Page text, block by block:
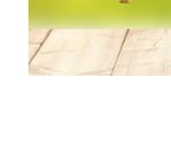
除此之外，在